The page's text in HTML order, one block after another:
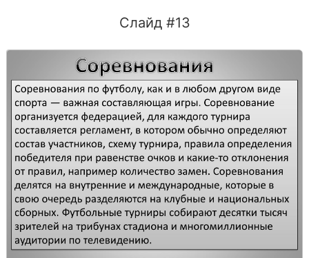
Слайд #13